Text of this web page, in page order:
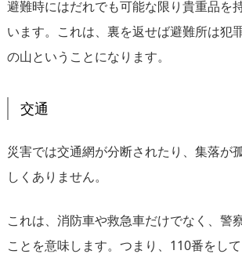
避難時にはだれでも可能な限り貴重品を
います。これは、裏を返せば避難所は犯
の山ということになります。
交通
災害では交通網が分断されたり、集落が
しくありません。
これは、消防車や救急車だけでなく、警
ことを意味します。つまり、110番をし